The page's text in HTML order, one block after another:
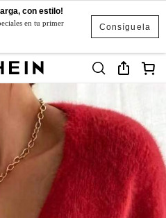
Consíguela
con estilo!
en tu primer